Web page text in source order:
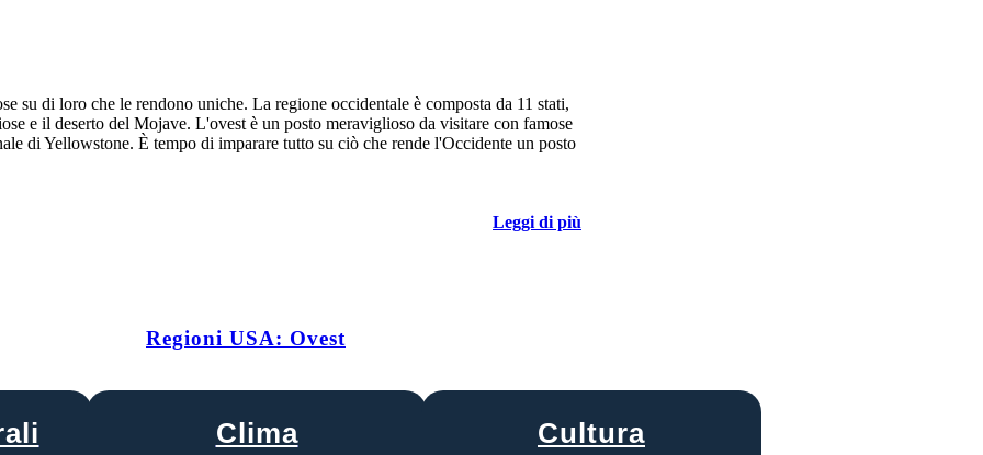
su di loro che le rendono uniche. La regione occidentale è composta da 11 stati,
e il deserto del Mojave. L'ovest è un posto meraviglioso da visitare con famose
di Yellowstone. È tempo di imparare tutto su ciò che rende l'Occidente un posto
Leggi di più
Regioni USA: Ovest
Clima Cultura